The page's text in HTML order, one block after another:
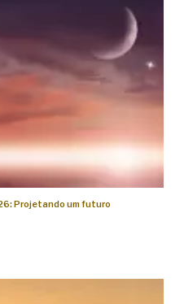
Projetando um futuro